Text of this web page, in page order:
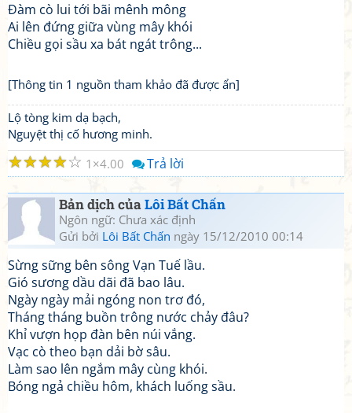
Đàm cò lui tới bãi mênh mông
Ai lên đứng giữa vùng mây khói
Chiều gọi sầu xa bát ngát trông...
[Thông tin 1 nguồn tham khảo đã được ẩn]
Lộ tòng kim dạ bạch,
Nguyệt thị cố hương minh.
☆
☆
☆
☆
☆ 1 4.00 Trả lời
Bản dịch củaLôi Bất Chấn
Ngôn ngữ: Chưa xác định
Gửi bởi Lôi Bất Chấn ngày 15/12/2010 00:14
Sừng sững bên sông Vạn Tuế lầu.
Gió sương dầu dãi đã bao lâu.
Ngày ngày mải ngóng non trơ đó,
Tháng tháng buồn trông nước chảy đâu?
Khỉ vượn họp đàn bên núi vắng.
Vạc cò theo bạn dải bờ sâu.
Làm sao lên ngắm mây cùng khói.
Bóng ngả chiều hôm, khách luống sầu.